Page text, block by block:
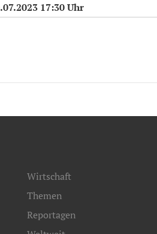
17:30 Uhr
Wirtschaft
Themen
Reportagen